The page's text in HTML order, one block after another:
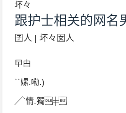
坏々
跟护士相关的网名
囝人 | 坏々囡人
曱甴
``嫘.嘞.)
╱`情.獨╪